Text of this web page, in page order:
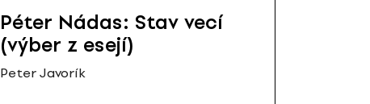
Péter Nádas: Stav vecí
(výber z esejí)
Peter Javorík